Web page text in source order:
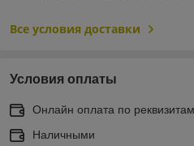
Все условия доставки
Условия оплаты
Онлайн оплата по реквизитам
Наличными